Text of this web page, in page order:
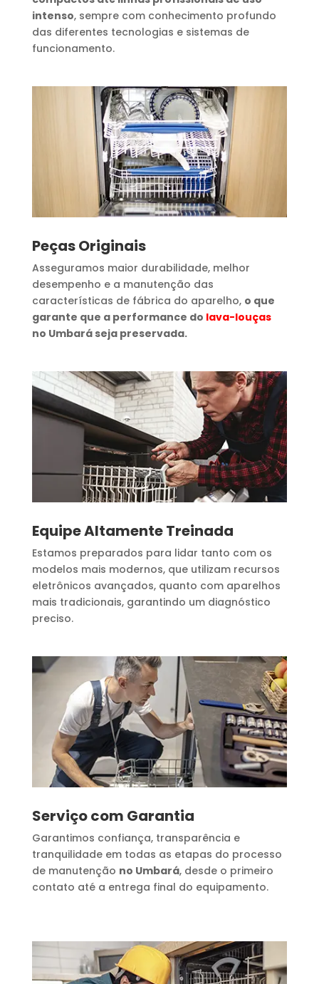
intenso, sempre com conhecimento profundo
das diferentes tecnologias e sistemas de
funcionamento.
Peças Originais
Asseguramos maior durabilidade, melhor
desempenho e a manutenção das
características de fábrica do aparelho, o que
garante que a performance do lava-louças
no Umbará seja preservada.
Equipe Altamente Treinada
Estamos preparados para lidar tanto com os
modelos mais modernos, que utilizam recursos
eletrônicos avançados, quanto com aparelhos
mais tradicionais, garantindo um diagnóstico
preciso.
Serviço com Garantia
Garantimos confiança, transparência e
tranquilidade em todas as etapas do processo
de manutenção no Umbará, desde o primeiro
contato até a entrega final do equipamento.